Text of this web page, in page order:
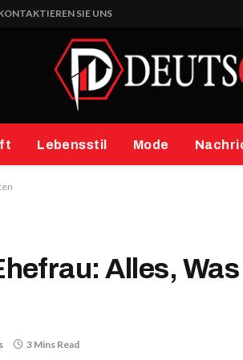
SIE UNS
Lebensstil Mode
Alles, Was
3 Mins Read